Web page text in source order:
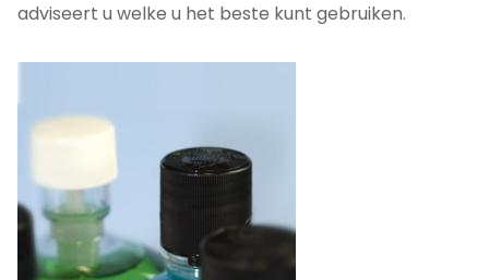
adviseert u welke u het beste kunt gebruiken.